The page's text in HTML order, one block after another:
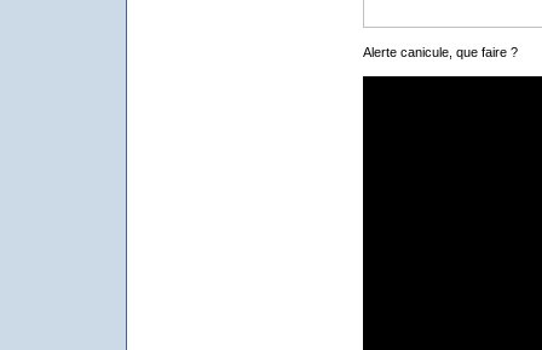
Alerte canicule, que faire ?